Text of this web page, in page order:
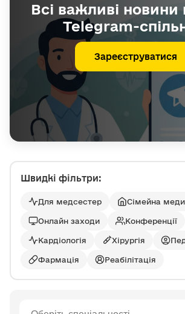
Всі важливі новини
Telegram-
Зареєструватися
Швидкі фільтри:
Для медсестер Сімейна
Онлайн заходи Конференції
Кардіологія Хірургія
Фармація Реабілітація